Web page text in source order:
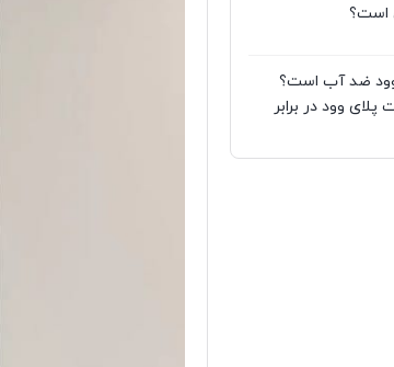
است؟
وود ضد آب است؟
وود در برابر